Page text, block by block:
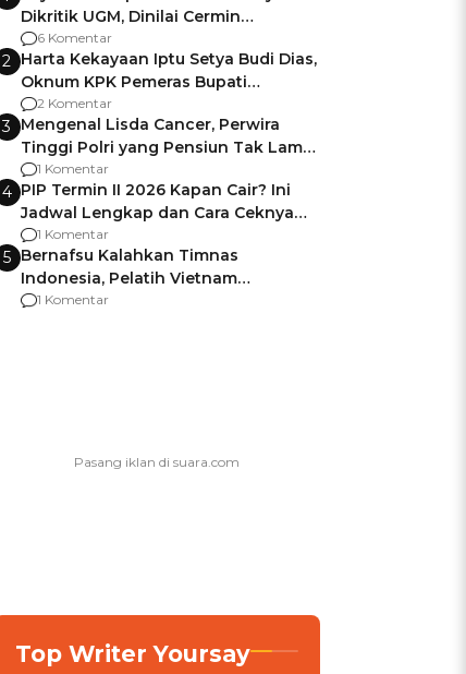
Dikritik UGM, Dinilai Cermin
Gagalnya Negara Jamin Keamanan
6 Komentar
2 Harta Kekayaan Iptu Setya Budi Dias,
Oknum KPK Pemeras Bupati
Pemalang
2 Komentar
3 Mengenal Lisda Cancer, Perwira
Tinggi Polri yang Pensiun Tak Lama
Usai Jadi Brigjen
1 Komentar
4 PIP Termin II 2026 Kapan Cair? Ini
Jadwal Lengkap dan Cara Ceknya
agar Dana Tidak Hangus!
1 Komentar
5 Bernafsu Kalahkan Timnas
Indonesia, Pelatih Vietnam
Berencana Pakai Jimat di Pakansari
1 Komentar
Top Writer Yoursay